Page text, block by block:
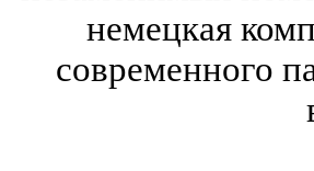
немецкая
современного